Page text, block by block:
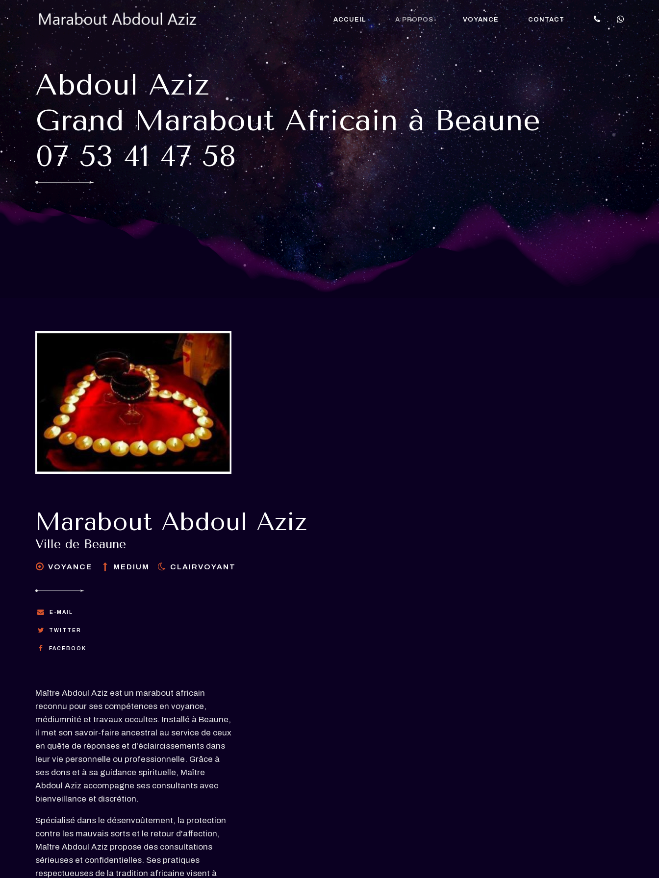
ACCUEIL A PROPOS VOYANCE CONTACT
Abdoul Aziz
Grand Marabout Africain à Beaune
07 53 41 47 58
Marabout Abdoul Aziz
Ville de Beaune
VOYANCE MEDIUM CLAIRVOYANT
E-MAIL
TWITTER
FACEBOOK
Maître Abdoul Aziz est un marabout africain
reconnu pour ses compétences en voyance,
médiumnité et travaux occultes. Installé à Beaune,
il met son savoir-faire ancestral au service de ceux
en quête de réponses et d'éclaircissements dans
leur vie personnelle ou professionnelle. Grâce à
ses dons et à sa guidance spirituelle, Maître
Abdoul Aziz accompagne ses consultants avec
bienveillance et discrétion.
Spécialisé dans le désenvoûtement, la protection
contre les mauvais sorts et le retour d'affection,
Maître Abdoul Aziz propose des consultations
sérieuses et confidentielles. Ses pratiques
respectueuses de la tradition africaine visent à